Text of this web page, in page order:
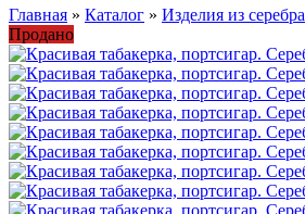
Главная » Каталог » Изделия из серебра
Продано